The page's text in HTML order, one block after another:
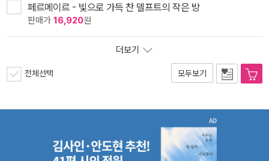
페르메이르 - 빛으로 가득 찬 델프트의 작은 방
판매가 16,920원
더보기
전체선택 모두보기